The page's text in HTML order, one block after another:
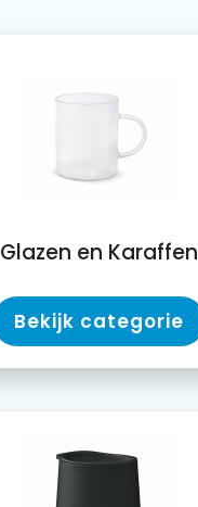
Glazen en Karaffen
Bekijk categorie